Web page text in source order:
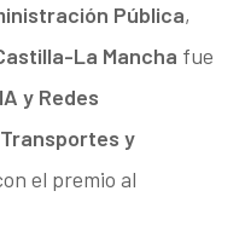
Pública,
La Mancha fue
IA y Redes
y
el premio al